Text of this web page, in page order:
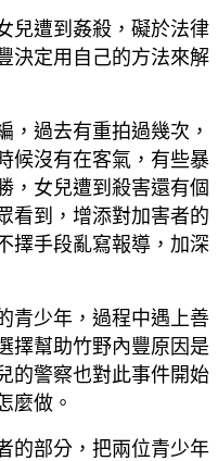
兒遭到姦殺，礙於法律
決定用自己的方法來解
，過去有重拍過幾次，
候沒有在客氣，有些暴
，女兒遭到殺害還有個
看到，增添對加害者的
擇手段亂寫報導，加深
青少年，過程中遇上善
擇幫助竹野內豐原因是
的警察也對此事件開始
麼做。
的部分，把兩位青少年